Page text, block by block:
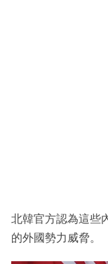
北韓官方認為這些
的外國勢力威脅。